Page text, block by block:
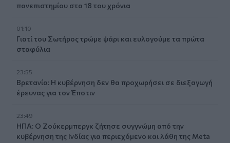
πανεπιστημίου στα 18 του χρόνια
01:10
Γιατί του Σωτήρος τρώμε ψάρι και ευλογούμε τα πρώτα
σταφύλια
23:55
Βρετανία: Η κυβέρνηση δεν θα προχωρήσει σε διεξαγωγή
έρευνας για τον Έπστιν
23:49
ΗΠΑ: Ο Ζούκερμπεργκ ζήτησε συγγνώμη από την
κυβέρνηση της Ινδίας για περιεχόμενο και λάθη της Meta